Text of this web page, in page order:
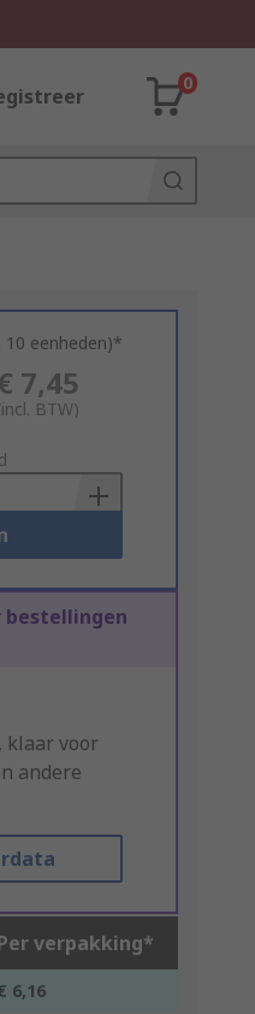
0
10 eenheden)*
7,45
BTW)
bestellingen
klaar voor
andere
verpakking*
6,16